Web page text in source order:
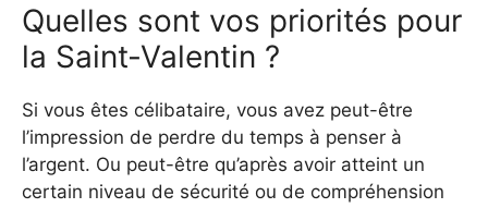
Quelles sont vos priorités pour
la Saint-Valentin ?
Si vous êtes célibataire, vous avez peut-être
l’impression de perdre du temps à penser à
l’argent. Ou peut-être qu’après avoir atteint un
certain niveau de sécurité ou de compréhension